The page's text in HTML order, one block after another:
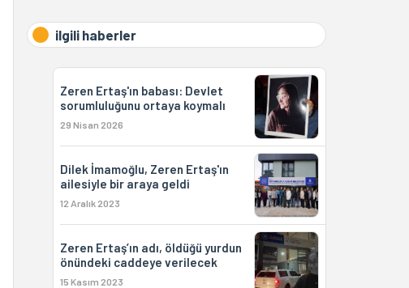
ilgili haberler
Zeren Ertaş'ın babası: Devlet
sorumluluğunu ortaya koymalı
29 Nisan 2026
Dilek İmamoğlu, Zeren Ertaş'ın
ailesiyle bir araya geldi
12 Aralık 2023
Zeren Ertaş’ın adı, öldüğü yurdun
önündeki caddeye verilecek
15 Kasım 2023